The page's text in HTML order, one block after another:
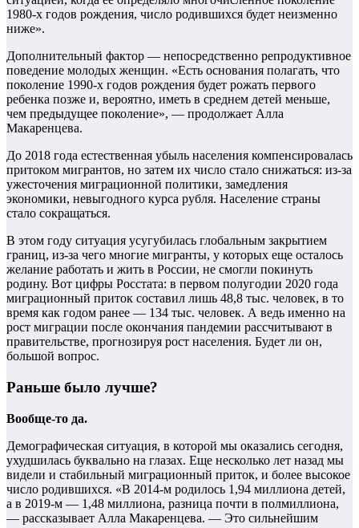
1980-х годов рождения, число родившихся будет неизменно
ниже».
Дополнительный фактор — непосредственно репродуктивное
поведение молодых женщин. «Есть основания полагать, что
поколение 1990-х годов рождения будет рожать первого
ребенка позже и, вероятно, иметь в среднем детей меньше,
чем предыдущее поколение», — продолжает Алла
Макаренцева.
До 2018 года естественная убыль населения компенсировалась
притоком мигрантов, но затем их число стало снижаться: из-за
ужесточения миграционной политики, замедления
экономики, невыгодного курса рубля. Население страны
стало сокращаться.
В этом году ситуация усугубилась глобальным закрытием
границ, из-за чего многие мигранты, у которых еще осталось
желание работать и жить в России, не смогли покинуть
родину. Вот цифры Росстата: в первом полугодии 2020 года
миграционный приток составил лишь 48,8 тыс. человек, в то
время как годом ранее — 134 тыс. человек. А ведь именно на
рост миграции после окончания пандемии рассчитывают в
правительстве, прогнозируя рост населения. Будет ли он,
большой вопрос.
Раньше было лучше?
Вообще-то да.
Демографическая ситуация, в которой мы оказались сегодня,
ухудшилась буквально на глазах. Еще несколько лет назад мы
видели и стабильный миграционный приток, и более высокое
число родившихся. «В 2014-м родилось 1,94 миллиона детей,
а в 2019-м — 1,48 миллиона, разница почти в полмиллиона,
— рассказывает Алла Макаренцева. — Это сильнейшим